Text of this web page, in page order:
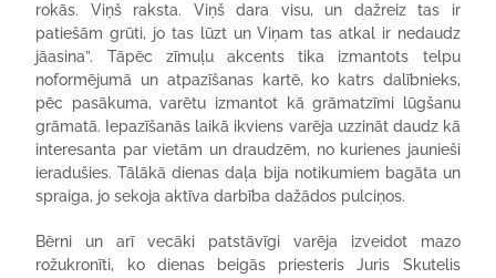
rokās. Viņš raksta. Viņš dara visu, un dažreiz tas ir
patiešām grūti, jo tas lūzt un Viņam tas atkal ir nedaudz
jāasina”. Tāpēc zīmuļu akcents tika izmantots telpu
noformējumā un atpazīšanas kartē, ko katrs dalībnieks,
pēc pasākuma, varētu izmantot kā grāmatzīmi lūgšanu
grāmatā. Iepazīšanās laikā ikviens varēja uzzināt daudz kā
interesanta par vietām un draudzēm, no kurienes jaunieši
ieradušies. Tālākā dienas daļa bija notikumiem bagāta un
spraiga, jo sekoja aktīva darbība dažādos pulciņos.
Bērni un arī vecāki patstāvīgi varēja izveidot mazo
rožukronīti, ko dienas beigās priesteris Juris Skutelis